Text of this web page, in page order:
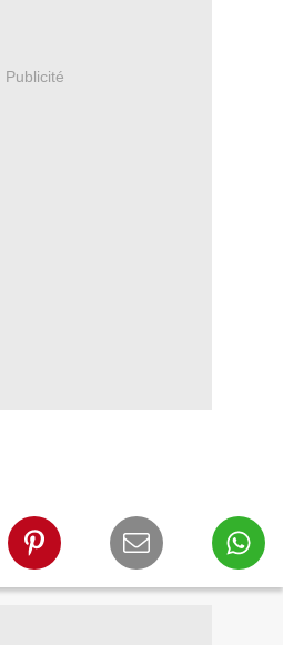
Publicité